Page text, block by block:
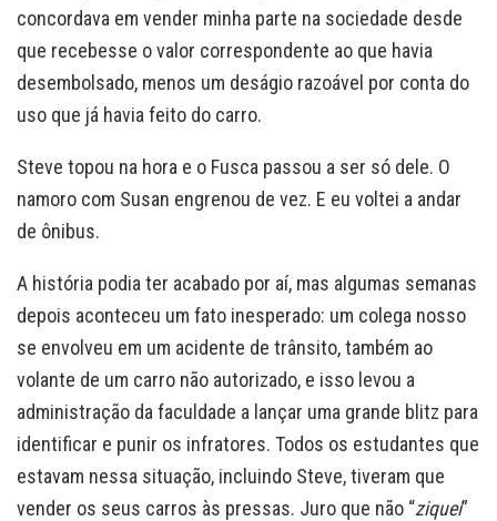
concordava em vender minha parte na sociedade desde
que recebesse o valor correspondente ao que havia
desembolsado, menos um deságio razoável por conta do
uso que já havia feito do carro.
Steve topou na hora e o Fusca passou a ser só dele. O
namoro com Susan engrenou de vez. E eu voltei a andar
de ônibus.
A história podia ter acabado por aí, mas algumas semanas
depois aconteceu um fato inesperado: um colega nosso
se envolveu em um acidente de trânsito, também ao
volante de um carro não autorizado, e isso levou a
administração da faculdade a lançar uma grande blitz para
identificar e punir os infratores. Todos os estudantes que
estavam nessa situação, incluindo Steve, tiveram que
vender os seus carros às pressas. Juro que não “ziquei”